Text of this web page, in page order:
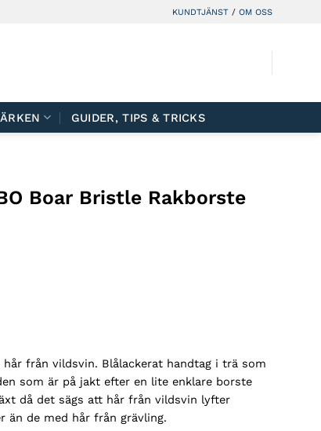
KUNDTJÄNST / OM OSS
GUIDER, TIPS & TRICKS
Boar Bristle Rakborste
från vildsvin. Blålackerat handtag i trä som
som är på jakt efter en lite enklare borste
då det sägs att hår från vildsvin lyfter
än de med hår från grävling.